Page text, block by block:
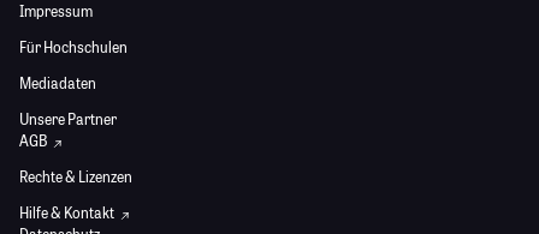
Impressum
Für Hochschulen
Mediadaten
Unsere Partner
AGB
Rechte & Lizenzen
Hilfe & Kontakt